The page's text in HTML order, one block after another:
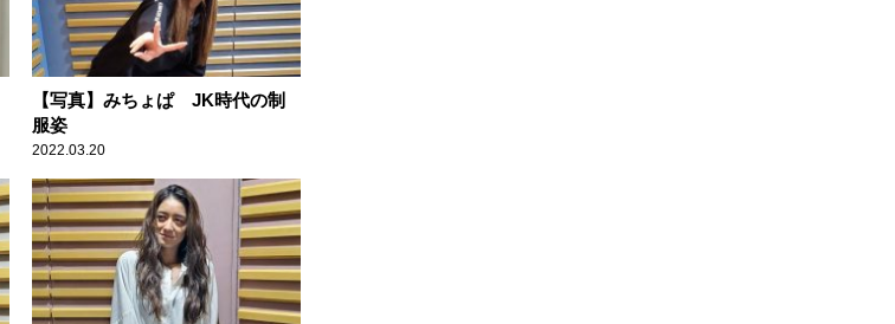
【写真】みちょぱ JK時代の制
服姿
2022.03.20